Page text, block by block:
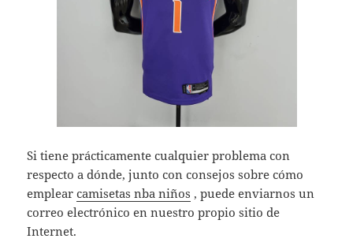
Si tiene prácticamente cualquier problema con
respecto a dónde, junto con consejos sobre cómo
emplearcamisetas nba niños , puede enviarnos un
correo electrónico en nuestro propio sitio de
Internet.